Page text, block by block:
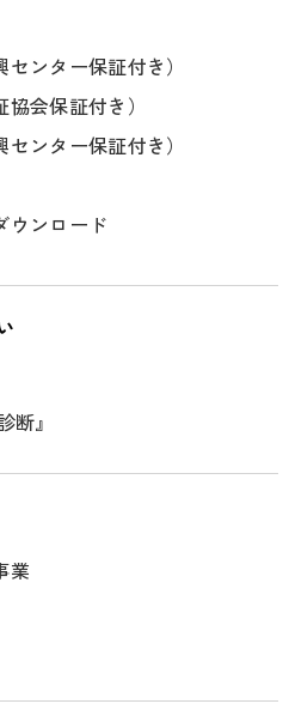
ンター保証付き）
会保証付き）
ンター保証付き）
ウンロード
断』
業